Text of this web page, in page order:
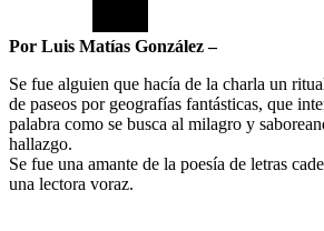
Por Luis Matías González –
Se fue alguien que hacía de la charla un
de paseos por geografías fantásticas, que
palabra como se busca al milagro y
hallazgo.
Se fue una amante de la poesía de letras
una lectora voraz.